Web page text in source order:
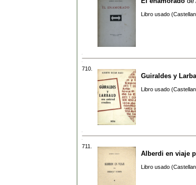
Libro usado
710.
Guiraldes y
Libro usado
711.
Alberdi en viaje
Libro usado